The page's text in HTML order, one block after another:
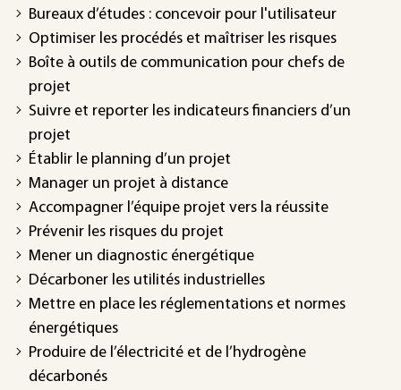
Bureaux d’études : concevoir pour l'utilisateur
Optimiser les procédés et maîtriser les risques
Boîte à outils de communication pour chefs de
projet
Suivre et reporter les indicateurs financiers d’un
projet
Établir le planning d’un projet
Manager un projet à distance
Accompagner l’équipe projet vers la réussite
Prévenir les risques du projet
Mener un diagnostic énergétique
Décarboner les utilités industrielles
Mettre en place les réglementations et normes
énergétiques
Produire de l’électricité et de l’hydrogène
décarbonés